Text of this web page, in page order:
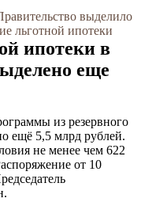
выделило
льготной ипотеки
ипотеки в
еще
из резервного
ещё 5,5 млрд рублей.
не менее чем 622
от 10